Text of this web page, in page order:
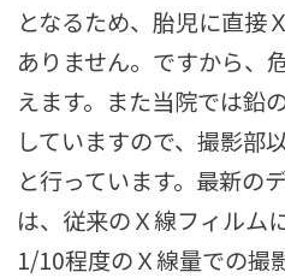
となるため、胎児に直接
ありません。ですから、
えます。また当院では鉛
していますので、撮影部
と行っています。最新の
は、従来のＸ線フィルム
1/10程度のＸ線量での撮